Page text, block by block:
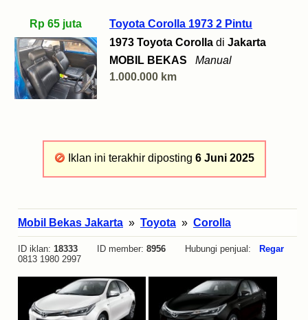
Rp 65 juta
Toyota Corolla 1973 2 Pintu
1973 Toyota Corolla di Jakarta
MOBIL BEKAS
Manual
1.000.000 km
Iklan ini terakhir diposting 6 Juni 2025
Mobil Bekas Jakarta » Toyota » Corolla
ID iklan: 18333 ID member: 8956 Hubungi penjual:
Regar
0813 1980 2997